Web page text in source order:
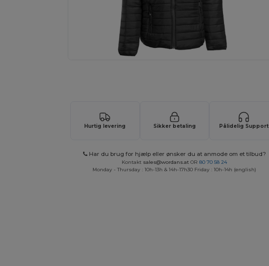
Hurtig levering Sikker betaling Pålidelig Support
Har du brug for hjælp eller ønsker du at anmode om et tilbud?
Kontakt sales@wordans.at OR80 70 58 24
Monday - Thursday : 10h-13h & 14h-17h30 Friday : 10h-14h (english)